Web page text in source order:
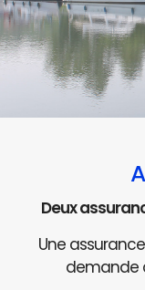
Deux
Une
demande